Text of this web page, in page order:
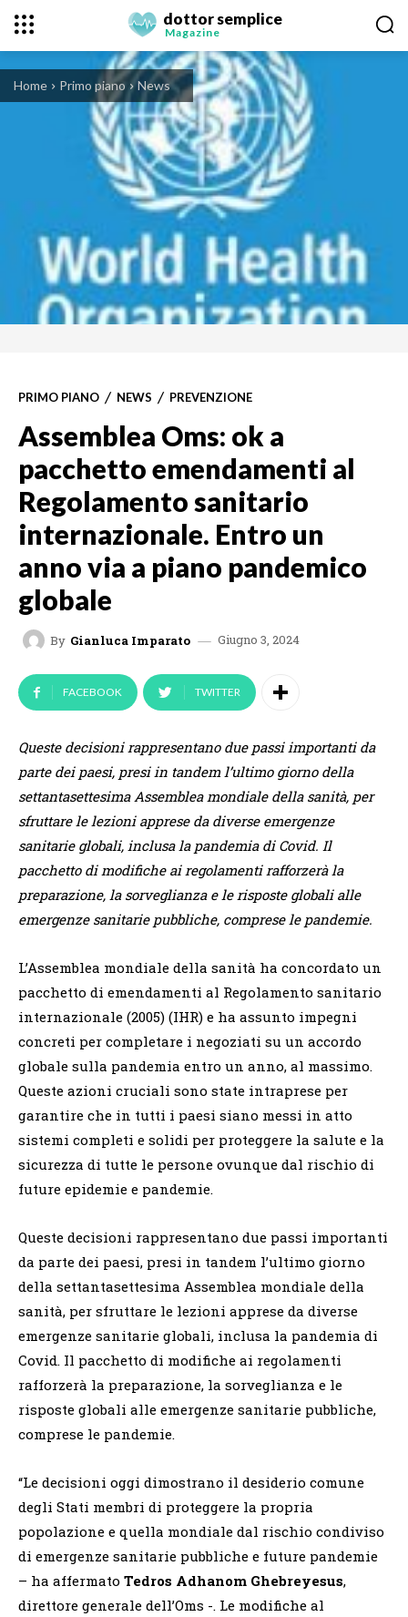
dottor semplice
Magazine
Home Primo piano News
PRIMO PIANO NEWS PREVENZIONE
Assemblea Oms: ok a
pacchetto emendamenti al
Regolamento sanitario
internazionale. Entro un
anno via a piano pandemico
globale
By Gianluca Imparato Giugno 3, 2024
FACEBOOK TWITTER
Queste decisioni rappresentano due passi importanti da
parte dei paesi, presi in tandem l’ultimo giorno della
settantasettesima Assemblea mondiale della sanità, per
sfruttare le lezioni apprese da diverse emergenze
sanitarie globali, inclusa la pandemia di Covid. Il
pacchetto di modifiche ai regolamenti rafforzerà la
preparazione, la sorveglianza e le risposte globali alle
emergenze sanitarie pubbliche, comprese le pandemie.
L’Assemblea mondiale della sanità ha concordato un
pacchetto di emendamenti al Regolamento sanitario
internazionale (2005) (IHR) e ha assunto impegni
concreti per completare i negoziati su un accordo
globale sulla pandemia entro un anno, al massimo.
Queste azioni cruciali sono state intraprese per
garantire che in tutti i paesi siano messi in atto
sistemi completi e solidi per proteggere la salute e la
sicurezza di tutte le persone ovunque dal rischio di
future epidemie e pandemie.
Queste decisioni rappresentano due passi importanti
da parte dei paesi, presi in tandem l’ultimo giorno
della settantasettesima Assemblea mondiale della
sanità, per sfruttare le lezioni apprese da diverse
emergenze sanitarie globali, inclusa la pandemia di
Covid. Il pacchetto di modifiche ai regolamenti
rafforzerà la preparazione, la sorveglianza e le
risposte globali alle emergenze sanitarie pubbliche,
comprese le pandemie.
“Le decisioni oggi dimostrano il desiderio comune
degli Stati membri di proteggere la propria
popolazione e quella mondiale dal rischio condiviso
di emergenze sanitarie pubbliche e future pandemie
– ha affermato Tedros Adhanom Ghebreyesus,
direttore generale dell’Oms -. Le modifiche al